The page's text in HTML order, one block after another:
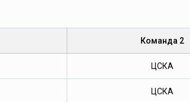
Команда 2
ЦСКА
ЦСКА